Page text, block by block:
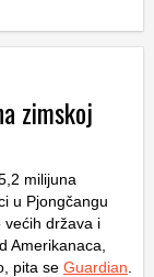
zimskoj
milijuna
u Pjongčangu
većih država i
Amerikanaca,
pita se Guardian